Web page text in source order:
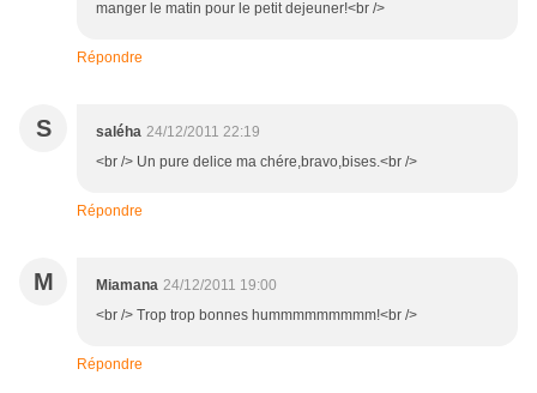
manger le matin pour le petit dejeuner!<br />
Répondre
S saléha 24/12/2011 22:19
<br /> Un pure delice ma chére,bravo,bises.<br />
Répondre
M Miamana 24/12/2011 19:00
<br /> Trop trop bonnes hummmmmmmmm!<br />
Répondre